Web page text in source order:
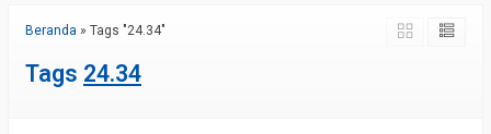
Beranda » Tags "24.34"
Tags 24.34